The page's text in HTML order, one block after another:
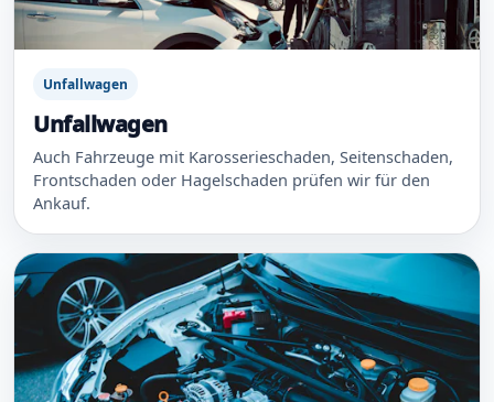
Unfallwagen
Unfallwagen
Auch Fahrzeuge mit Karosserieschaden, Seitenschaden,
Frontschaden oder Hagelschaden prüfen wir für den
Ankauf.